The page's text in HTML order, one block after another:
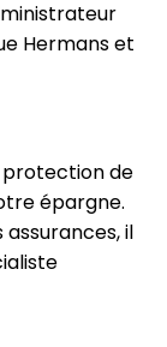
Hermans et
protection de
épargne.
il